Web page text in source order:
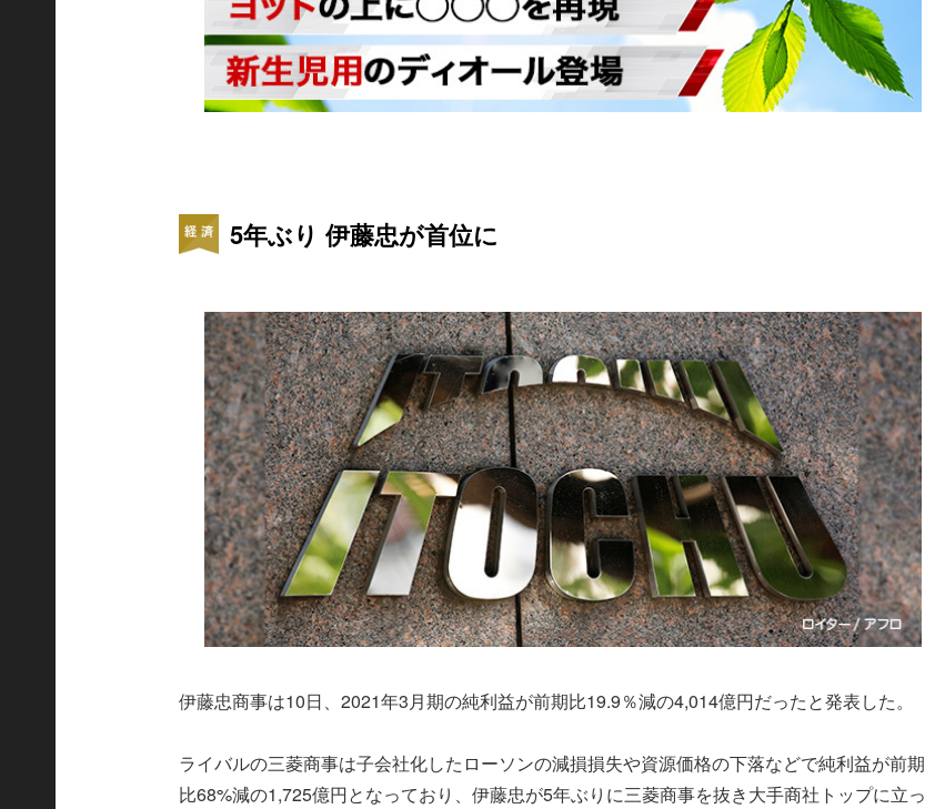
5年ぶり 伊藤忠が首位に
伊藤忠商事は10日、2021年3月期の純利益が前期比19.9％減の4,014億円だったと発表した。
ライバルの三菱商事は子会社化したローソンの減損損失や資源価格の下落などで純利益が前期
比68%減の1,725億円となっており、伊藤忠が5年ぶりに三菱商事を抜き大手商社トップに立っ